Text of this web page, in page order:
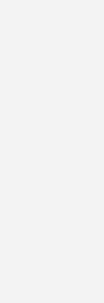
wurde im Jahr 2000 mit
des Ausbaus von
eingeführt und bei
erhoben. In den Jahren
der höchste Stand wurde
mit einer Abnahme
hat in der EEG-
von über das EEG
(brutto) bzw. knapp 140
Wärmepumpen pro Jahr
ersetzen
Deutschland installiert
schon ab 2024 ist richtig